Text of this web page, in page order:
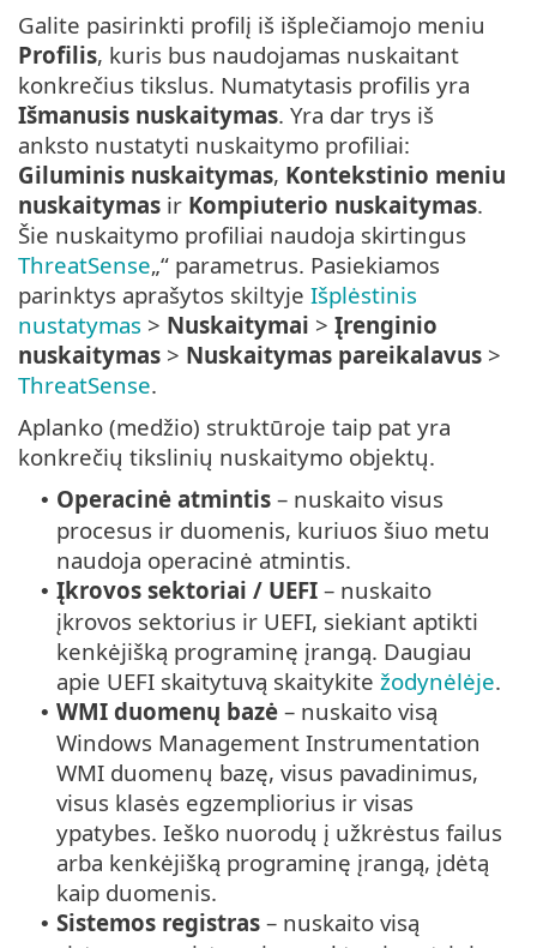
Galite pasirinkti profilį iš išplečiamojo meniu
Profilis, kuris bus naudojamas nuskaitant
konkrečius tikslus. Numatytasis profilis yra
Išmanusis nuskaitymas. Yra dar trys iš
anksto nustatyti nuskaitymo profiliai:
Giluminis nuskaitymas, Kontekstinio meniu
nuskaitymas ir Kompiuterio nuskaitymas.
Šie nuskaitymo profiliai naudoja skirtingus
ThreatSense„“ parametrus. Pasiekiamos
parinktys aprašytos skiltyje Išplėstinis
nustatymas > Nuskaitymai > Įrenginio
nuskaitymas > Nuskaitymas pareikalavus >
ThreatSense.
Aplanko (medžio) struktūroje taip pat yra
konkrečių tikslinių nuskaitymo objektų.
• Operacinė atmintis – nuskaito visus
procesus ir duomenis, kuriuos šiuo metu
naudoja operacinė atmintis.
• Įkrovos sektoriai / UEFI – nuskaito
įkrovos sektorius ir UEFI, siekiant aptikti
kenkėjišką programinę įrangą. Daugiau
apie UEFI skaitytuvą skaitykite žodynėlėje.
• WMI duomenų bazė – nuskaito visą
Windows Management Instrumentation
WMI duomenų bazę, visus pavadinimus,
visus klasės egzempliorius ir visas
ypatybes. Ieško nuorodų į užkrėstus failus
arba kenkėjišką programinę įrangą, įdėtą
kaip duomenis.
• Sistemos registras – nuskaito visą